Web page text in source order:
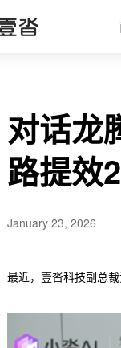
对话龙腾集运CEO郑志
对话龙
路提效
January 23, 2026
最近，壹沓科技副总